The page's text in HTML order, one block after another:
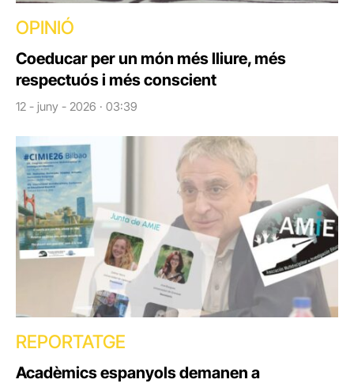
OPINIÓ
Coeducar per un món més lliure, més
respectuós i més conscient
12 - juny - 2026 · 03:39
REPORTATGE
Acadèmics espanyols demanen a